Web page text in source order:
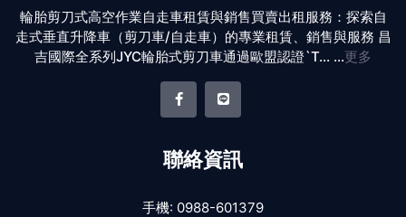
輪胎剪刀式高空作業自走車租賃與銷售買賣出租服務：探索自
走式垂直升降車（剪刀車/自走車）的專業租賃、銷售與服務 昌
吉國際全系列JYC輪胎式剪刀車通過歐盟認證`T... ...更多
聯絡資訊
手機: 0988-601379